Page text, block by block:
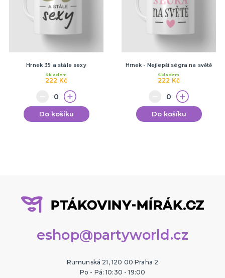
Hrnek 35 a stále sexy
222 Kč
Skladem
Do košíku
Hrnek - Nejlepší ségra na světě
222 Kč
Skladem
Do košíku
eshop@partyworld.cz
Rumunská 21, 120 00 Praha 2
Po - Pá: 10:30 - 19:00